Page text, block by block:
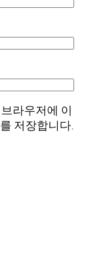
라우저에 이
저장합니다.